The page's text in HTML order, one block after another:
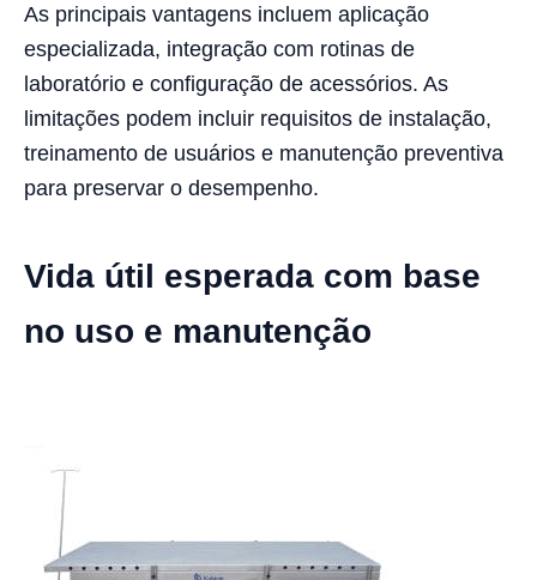
As principais vantagens incluem aplicação
especializada, integração com rotinas de
laboratório e configuração de acessórios. As
limitações podem incluir requisitos de instalação,
treinamento de usuários e manutenção preventiva
para preservar o desempenho.
Vida útil esperada com base
no uso e manutenção